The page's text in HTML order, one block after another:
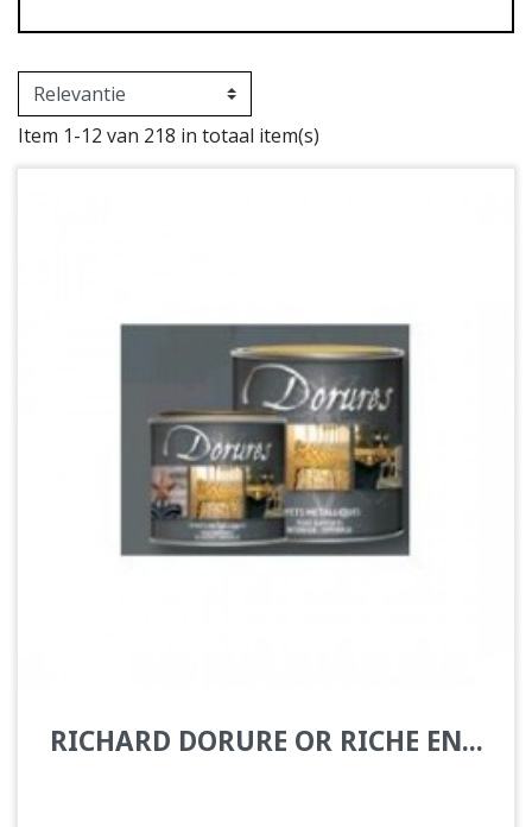
Item 1-12 van 218 in totaal item(s)
RICHARD DORURE OR RICHE EN...